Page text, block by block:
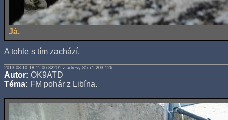
Já.
A tohle s tím zachází.
2013-08-10 18:11:06.32201 z adresy 85.71.203.126
Autor: OK9ATD
Téma: FM pohár z Libína.